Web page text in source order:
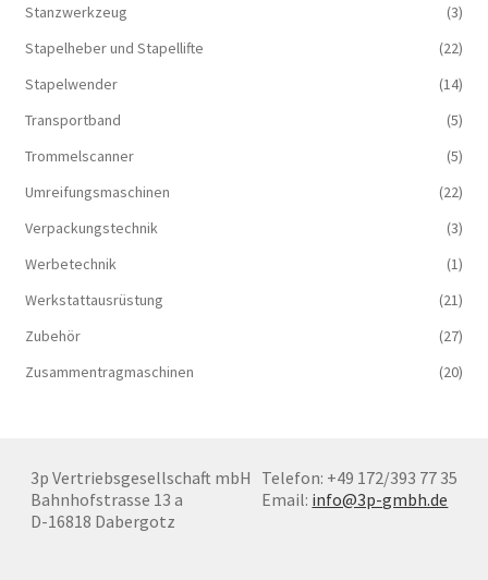
Stanzwerkzeug
(3)
Stapelheber und Stapellifte
(22)
Stapelwender
(14)
Transportband
(5)
Trommelscanner
(5)
Umreifungsmaschinen
(22)
Verpackungstechnik
(3)
Werbetechnik
(1)
Werkstattausrüstung
(21)
Zubehör
(27)
Zusammentragmaschinen
(20)
3p Vertriebsgesellschaft mbH
Bahnhofstrasse 13 a
D-16818 Dabergotz
Telefon: +49 172/393 77 35
Email: info@3p-gmbh.de